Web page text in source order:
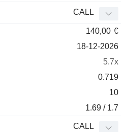
CALL
140,00 €
18-12-2026
5.7x
0.719
10
1.69 / 1.7
CALL